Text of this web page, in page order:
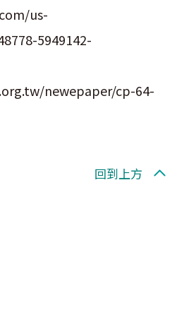
us-
5949142-
newepaper/cp-64-
回到上方